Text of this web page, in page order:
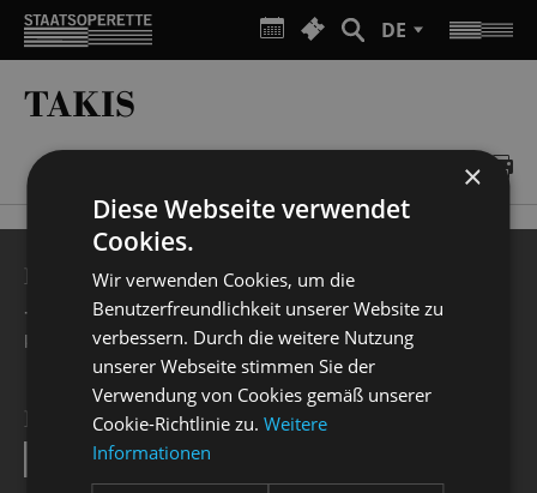
DE
TAKIS
BESUCHERSERVICE
+49 351 32042 222
karten@staatsoperette.de
NEWSLETTER
×
Diese Webseite verwendet
Cookies.
Wir verwenden Cookies, um die
Benutzerfreundlichkeit unserer Website zu
verbessern. Durch die weitere Nutzung
unserer Webseite stimmen Sie der
Verwendung von Cookies gemäß unserer
Cookie-Richtlinie zu.Weitere
Informationen